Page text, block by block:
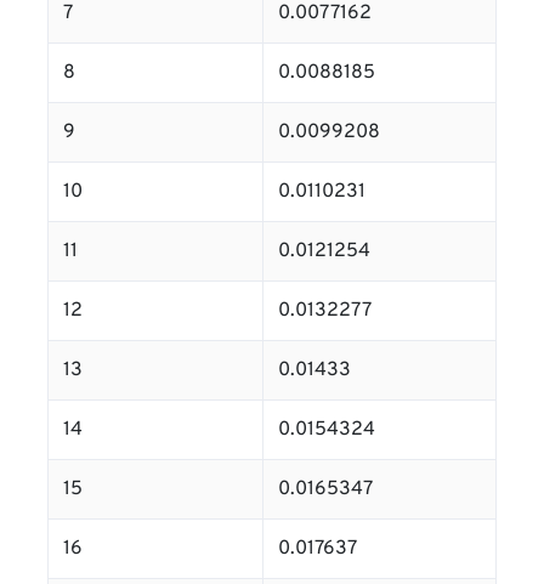
7 0.0077162
8 0.0088185
9 0.0099208
10 0.0110231
11 0.0121254
12 0.0132277
13 0.01433
14 0.0154324
15 0.0165347
16 0.017637